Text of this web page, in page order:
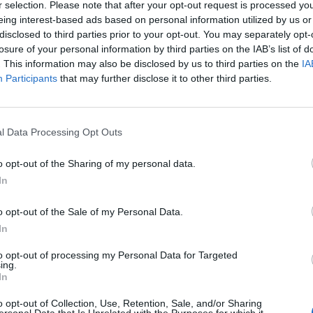
selection. Please note that after your opt-out request is processed
interest-based ads based on personal information utilized by us
to third parties prior to your opt-out. You may separately
of your personal information by third parties on the IAB’s list of
This information may also be disclosed by us to third parties on the
Participants that may further disclose it to other third parties.
Data Processing Opt Outs
opt-out of the Sharing of my personal data.
opt-out of the Sale of my Personal Data.
opt-out of processing my Personal Data for Targeted
opt-out of Collection, Use, Retention, Sale, and/or Sharing
ma dotato di una personalità
e di una tecnica strumentale mai più
Stéphane dal canto suo era invece uomo
la cui famiglia appartenente alla
, era originaria di Alatri dove ancor
fu, nell'800, anche sindaco di Anzio.
furono per tutta la durata del loro
più inventivo di tutto il jazz europeo,
di violinisti e chitarristi, tutti più o
Il migliore fra loro, Luciano Zuccheri,
un complesso simile che chiamò
di Milano, le cui incisioni , rarissime
interessanti, sono state
ritrovate e ripubblicate dalla Riviera
La Francia quest'anno commemora il
anniversario della scomparsa di
France ha iniziato una lunga serie di
allo scopo di presentare l'opera omnia
Rudy Giuliani a Come States?
Trump, Meloni e la strategia
americana